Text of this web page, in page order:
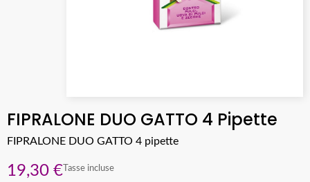
FIPRALONE DUO GATTO 4 Pipette
FIPRALONE DUO GATTO 4 pipette
19,30 € Tasse incluse